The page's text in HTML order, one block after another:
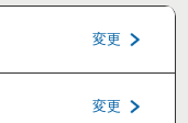
変更
変更